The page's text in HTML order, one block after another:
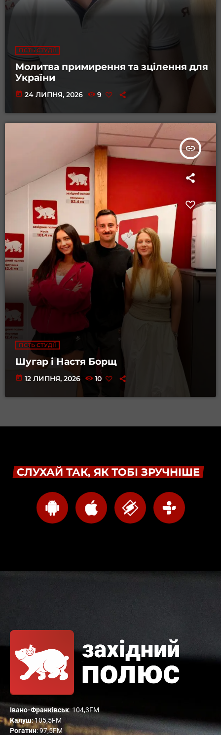
ГІСТЬ СТУДІЇ
Молитва примирення та зцілення для
України
today 24 ЛИПНЯ, 2026 9
insert_link
ГІСТЬ СТУДІЇ
Шугар і Настя Борщ
today 12 ЛИПНЯ, 2026 10
СЛУХАЙ ТАК, ЯК ТОБІ ЗРУЧНІШЕ
Івано-Франківськ: 104,3FM
Калуш: 105,5FM
Рогатин: 97,5FM